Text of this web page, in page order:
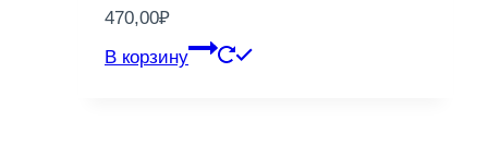
470,00₽
В корзину